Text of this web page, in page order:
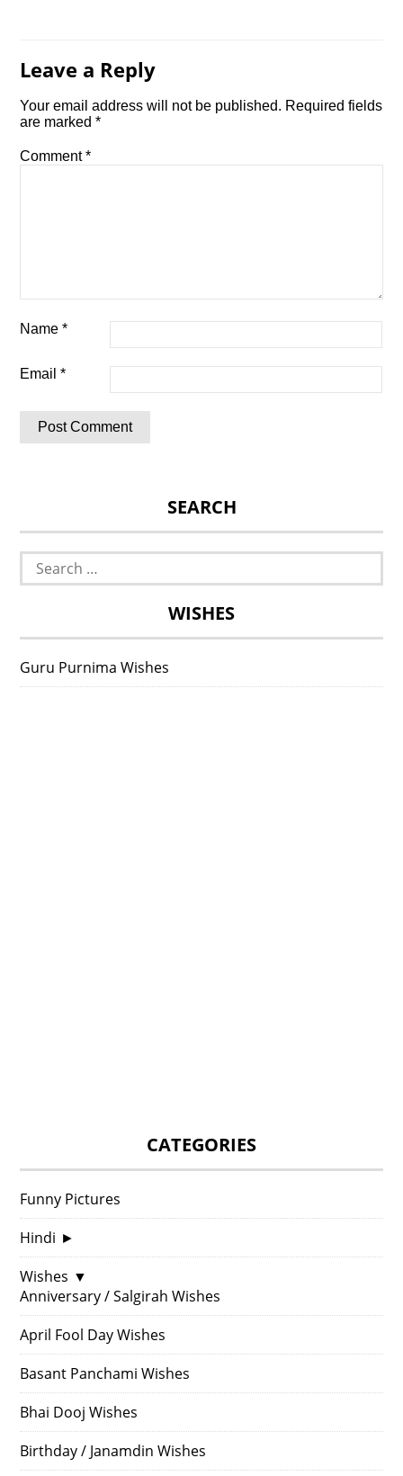
Leave a Reply
Your email address will not be published. Required fields
are marked*
Comment*
Name*
Email*
SEARCH
Search
for:
WISHES
Guru Purnima Wishes
CATEGORIES
Funny Pictures
Hindi ►
Wishes ▼
Anniversary / Salgirah Wishes
April Fool Day Wishes
Basant Panchami Wishes
Bhai Dooj Wishes
Birthday / Janamdin Wishes